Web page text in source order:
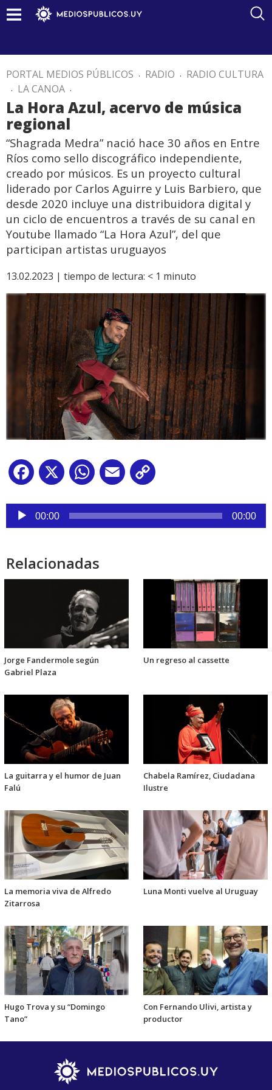
PORTAL MEDIOS PÚBLICOS . RADIO . RADIO CULTURA
. LA CANOA .
La Hora Azul, acervo de música
regional
“Shagrada Medra” nació hace 30 años en Entre
Ríos como sello discográfico independiente,
creado por músicos. Es un proyecto cultural
liderado por Carlos Aguirre y Luis Barbiero, que
desde 2020 incluye una distribuidora digital y
un ciclo de encuentros a través de su canal en
Youtube llamado “La Hora Azul”, del que
participan artistas uruguayos
13.02.2023 | tiempo de lectura: < 1 minuto
Facebook
X WhatsApp
Email
Reproductor
audio
00:00 00:00
Relacionadas
Jorge Fandermole según
Gabriel Plaza
Un regreso al cassette
La guitarra y el humor de Juan
Falú
Chabela Ramírez, Ciudadana
Ilustre
La memoria viva de Alfredo
Zitarrosa
Luna Monti vuelve al Uruguay
Hugo Trova y su “Domingo
Tano”
Con Fernando Ulivi, artista y
productor